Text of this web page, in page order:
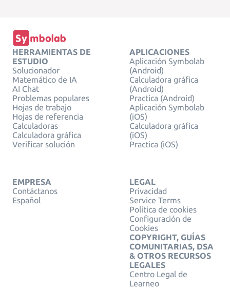
HERRAMIENTAS DE
ESTUDIO
Solucionador
Matemático de IA
AI Chat
Problemas populares
Hojas de trabajo
Hojas de referencia
Calculadoras
Calculadora gráfica
Verificar solución
APLICACIONES
Aplicación Symbolab
(Android)
Calculadora gráfica
(Android)
Practica (Android)
Aplicación Symbolab
(iOS)
Calculadora gráfica
(iOS)
Practica (iOS)
EMPRESA
Contáctanos
Español
LEGAL
Privacidad
Service Terms
Política de cookies
Configuración de
Cookies
COPYRIGHT, GUÍAS
COMUNITARIAS, DSA
& OTROS RECURSOS
LEGALES
Centro Legal de
Learneo